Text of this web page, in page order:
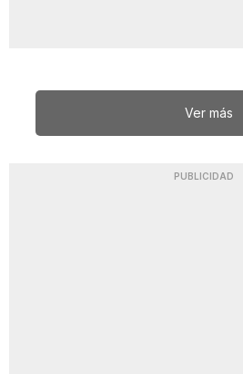
Ver más
PUBLICIDAD